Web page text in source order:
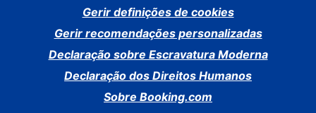
Gerir definições de cookies
Gerir recomendações personalizadas
Declaração sobre Escravatura Moderna
Declaração dos Direitos Humanos
Sobre Booking.com